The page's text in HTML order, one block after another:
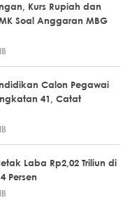
Kurs Rupiah dan
Soal Anggaran MBG
Calon Pegawai
41, Catat
Laba Rp2,02 Triliun di
Persen